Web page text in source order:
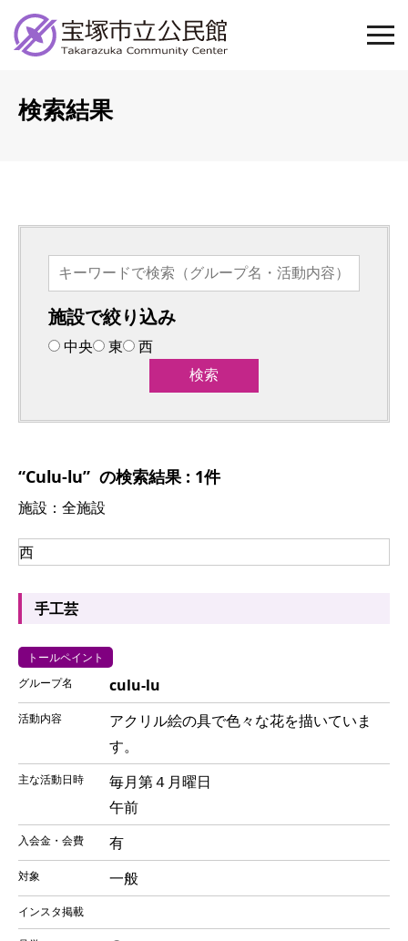
検索結果
施設で絞り込み
中央 東 西
“Culu-lu” の検索結果 : 1件
施設：全施設
西
手工芸
トールペイント
culu-lu
アクリル絵の具で色々な花を描いていま
す。
毎月第４月曜日
午前
有
一般